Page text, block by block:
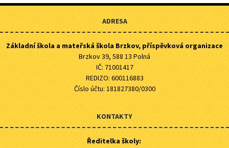
ADRESA
Základní škola a mateřská škola Brzkov, příspěvková organizace
Brzkov 39, 588 13 Polná
IČ: 71001417
REDIZO: 600116883
Číslo účtu: 181827380/0300
KONTAKTY
Ředitelka školy: